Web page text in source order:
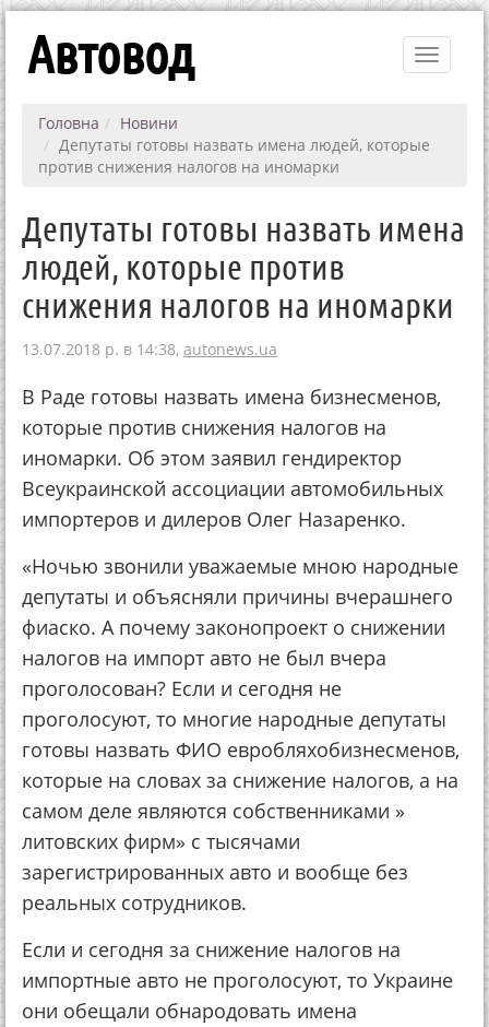
Toggle
Автовод
Головна
Новини
Депутаты готовы назвать имена людей, которые
против снижения налогов на иномарки
Депутаты готовы назвать имена
людей, которые против
снижения налогов на иномарки
13.07.2018 р. в 14:38, autonews.ua
В Раде готовы назвать имена бизнесменов,
которые против снижения налогов на
иномарки. Об этом заявил гендиректор
Всеукраинской ассоциации автомобильных
импортеров и дилеров Олег Назаренко.
«Ночью звонили уважаемые мною народные
депутаты и объясняли причины вчерашнего
фиаско. А почему законопроект о снижении
налогов на импорт авто не был вчера
проголосован? Если и сегодня не
проголосуют, то многие народные депутаты
готовы назвать ФИО евробляхобизнесменов,
которые на словах за снижение налогов, а на
самом деле являются собственниками »
литовских фирм» с тысячами
зарегистрированных авто и вообще без
реальных сотрудников.
Если и сегодня за снижение налогов на
импортные авто не проголосуют, то Украине
они обещали обнародовать имена